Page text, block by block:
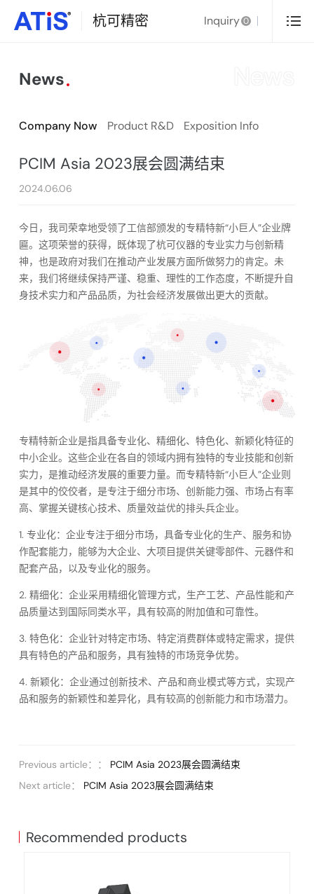
杭可精密 Inquiry 0
News
Company Now Product R&D Exposition Info
PCIM Asia 2023展会圆满结束
2024.06.06
今日，我司荣幸地受领了工信部颁发的专精特新“小巨人”企业牌
匾。这项荣誉的获得，既体现了杭可仪器的专业实力与创新精
神，也是政府对我们在推动产业发展方面所做努力的肯定。未
来，我们将继续保持严谨、稳重、理性的工作态度，不断提升自
身技术实力和产品品质，为社会经济发展做出更大的贡献。
专精特新企业是指具备专业化、精细化、特色化、新颖化特征的
中小企业。这些企业在各自的领域内拥有独特的专业技能和创新
实力，是推动经济发展的重要力量。而专精特新“小巨人”企业则
是其中的佼佼者，是专注于细分市场、创新能力强、市场占有率
高、掌握关键核心技术、质量效益优的排头兵企业。
1. 专业化：企业专注于细分市场，具备专业化的生产、服务和协
作配套能力，能够为大企业、大项目提供关键零部件、元器件和
配套产品，以及专业化的服务。
2. 精细化：企业采用精细化管理方式，生产工艺、产品性能和产
品质量达到国际同类水平，具有较高的附加值和可靠性。
3. 特色化：企业针对特定市场、特定消费群体或特定需求，提供
具有特色的产品和服务，具有独特的市场竞争优势。
4. 新颖化：企业通过创新技术、产品和商业模式等方式，实现产
品和服务的新颖性和差异化，具有较高的创新能力和市场潜力。
Previous article：： PCIM Asia 2023展会圆满结束
Next article： PCIM Asia 2023展会圆满结束
Recommended products